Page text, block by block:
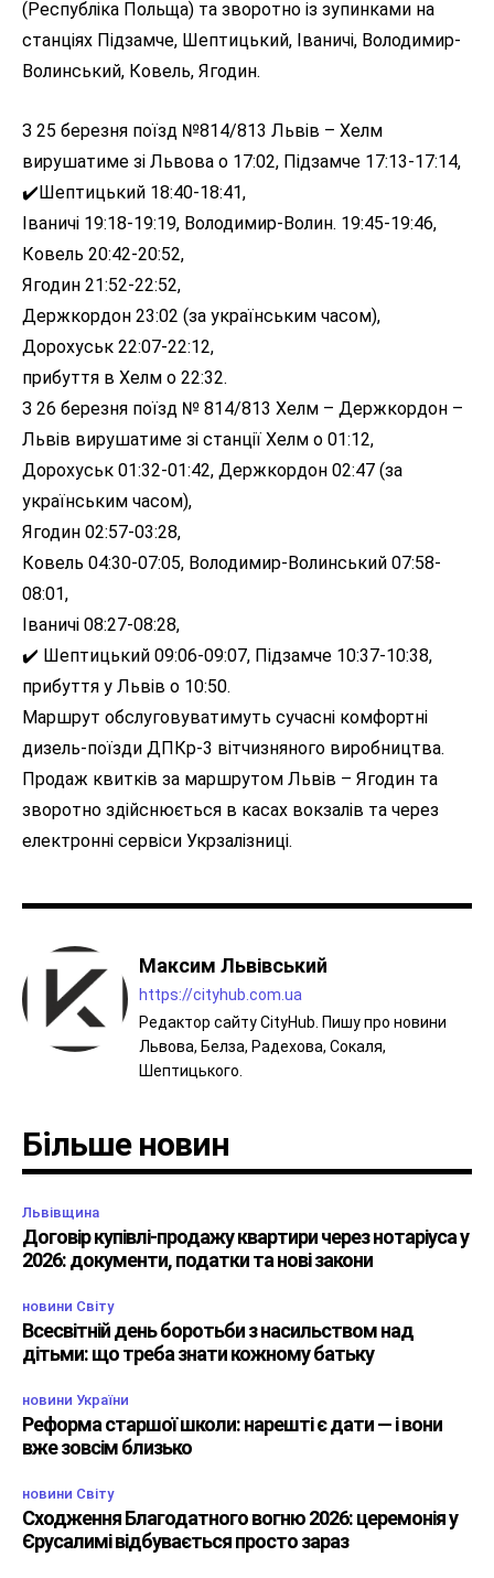
(Республіка Польща) та зворотно із зупинками на
станціях Підзамче, Шептицький, Іваничі, Володимир-
Волинський, Ковель, Ягодин.
З 25 березня поїзд №814/813 Львів – Хелм
вирушатиме зі Львова о 17:02, Підзамче 17:13-17:14,
✔️Шептицький 18:40-18:41,
Iваничi 19:18-19:19, Володимир-Волин. 19:45-19:46,
Ковель 20:42-20:52,
Ягодин 21:52-22:52,
Держкордон 23:02 (за українським часом),
Дорохуськ 22:07-22:12,
прибуття в Хелм о 22:32.
З 26 березня поїзд № 814/813 Хелм – Держкордон –
Львів вирушатиме зі станції Хелм о 01:12,
Дорохуськ 01:32-01:42, Держкордон 02:47 (за
українським часом),
Ягодин 02:57-03:28,
Ковель 04:30-07:05, Володимир-Волинський 07:58-
08:01,
Iваничi 08:27-08:28,
✔️ Шептицький 09:06-09:07, Підзамче 10:37-10:38,
прибуття у Львів о 10:50.
Маршрут обслуговуватимуть сучасні комфортні
дизель-поїзди ДПКр-3 вітчизняного виробництва.
Продаж квитків за маршрутом Львів – Ягодин та
зворотно здійснюється в касах вокзалів та через
електронні сервіси Укрзалізниці.
Максим Львівський
https://cityhub.com.ua
Редактор сайту CityHub. Пишу про новини
Львова, Белза, Радехова, Сокаля,
Шептицького.
Більше новин
Львівщина
Договір купівлі-продажу квартири через нотаріуса у
2026: документи, податки та нові закони
новини Світу
Всесвітній день боротьби з насильством над
дітьми: що треба знати кожному батьку
новини України
Реформа старшої школи: нарешті є дати — і вони
вже зовсім близько
новини Світу
Сходження Благодатного вогню 2026: церемонія у
Єрусалимі відбувається просто зараз